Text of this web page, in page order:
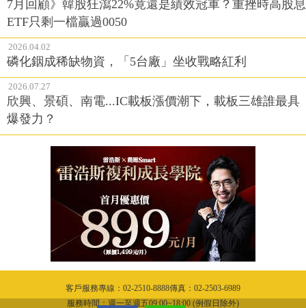
7月回顧》韓股狂瀉22%竟還是績效冠軍？重挫時高股息
ETF只剩一檔贏過0050
2026.04.02
磷化銦成稀缺物資，「5台廠」坐收戰略紅利
2026.07.27
欣興、景碩、南電...IC載板漲價潮下，載板三雄誰最具
爆發力？
客戶服務專線：02-2510-8888傳真：02-2503-6989
服務時間：週一至週五09:00~18:00 (例假日除外)